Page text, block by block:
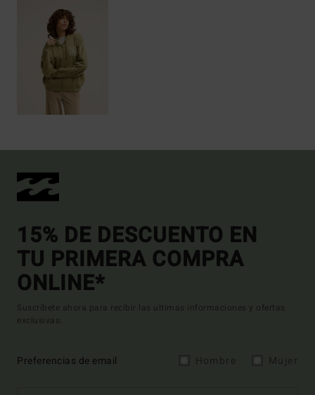
15% DE DESCUENTO EN
TU PRIMERA COMPRA
ONLINE*
Suscríbete ahora para recibir las ultimas informaciones y ofertas
exclusivas.
Preferencias de email